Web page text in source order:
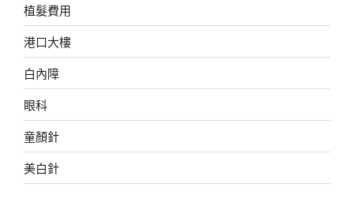
植髮費用
港口大樓
白內障
眼科
童顏針
美白針